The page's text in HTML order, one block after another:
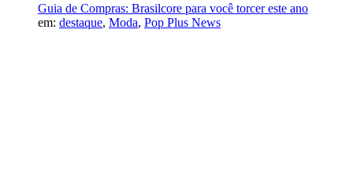
Guia de Compras: Brasilcore para você torcer este ano
em: destaque, Moda, Pop Plus News